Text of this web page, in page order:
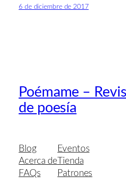
6 de diciembre de 2017
Poémame –
de poesía
Blog
Acerca de
FAQs
Eventos
Tienda
Patrones